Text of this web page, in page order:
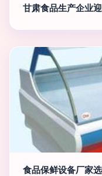
甘肃食品生产企业
食品保鲜设备厂家